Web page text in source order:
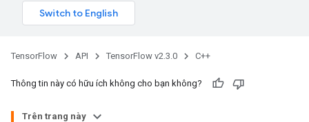
TensorFlow API TensorFlow v2.3.0 C++
Thông tin này có hữu ích không cho bạn không?
Trên trang này